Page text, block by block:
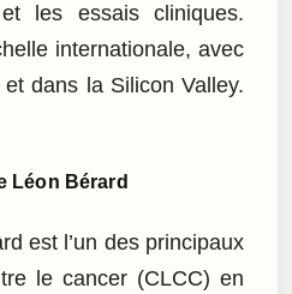
les essais cliniques.
internationale, avec
dans la Silicon Valley.
Léon Bérard
est l’un des principaux
le cancer (CLCC) en